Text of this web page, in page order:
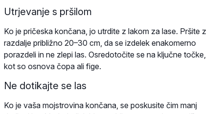
Utrjevanje s pršilom
Ko je pričeska končana, jo utrdite z lakom za lase. Pršite z
razdalje približno 20–30 cm, da se izdelek enakomerno
porazdeli in ne zlepi las. Osredotočite se na ključne točke,
kot so osnova čopa ali fige.
Ne dotikajte se las
Ko je vaša mojstrovina končana, se poskusite čim manj